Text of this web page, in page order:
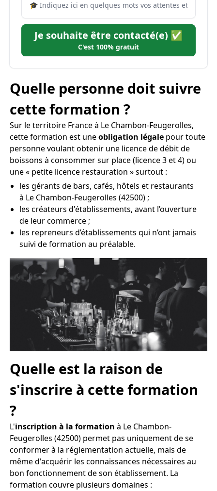
Je souhaite être contacté(e) ✅
C'est 100% gratuit
Quelle personne doit suivre
cette formation ?
Sur le territoire France à Le Chambon-Feugerolles,
cette formation est uneobligation légale pour toute
personne voulant obtenir une licence de débit de
boissons à consommer sur place (licence 3 et 4) ou
une « petite licence restauration » surtout :
les gérants de bars, cafés, hôtels et restaurants
à Le Chambon-Feugerolles (42500) ;
les créateurs d'établissements, avant l’ouverture
de leur commerce ;
les repreneurs d’établissements qui n’ont jamais
suivi de formation au préalable.
Quelle est la raison de
s'inscrire à cette formation
?
L'inscription à la formation à Le Chambon-
Feugerolles (42500) permet pas uniquement de se
conformer à la réglementation actuelle, mais de
même d'acquérir les connaissances nécessaires au
bon fonctionnement de son établissement. La
formation couvre plusieurs domaines :